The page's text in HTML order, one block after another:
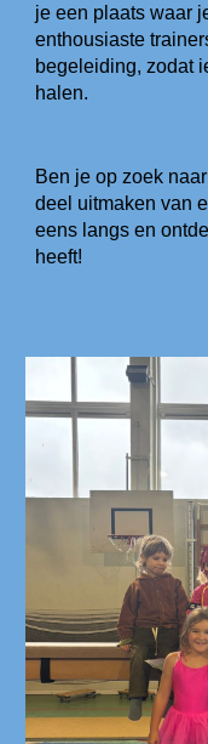
je een plaats waar
enthousiaste
begeleiding, zodat
halen.
Ben je op zoek
deel uitmaken van
eens langs en
heeft!